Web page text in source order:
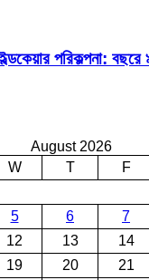
পরিকল্পনা:
August 2026
W T F
5 6 7
12 13 14
19 20 21